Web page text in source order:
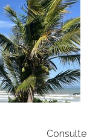
Consulte